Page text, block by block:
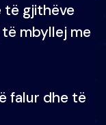
të gjithëve
mbyllej me
falur dhe të